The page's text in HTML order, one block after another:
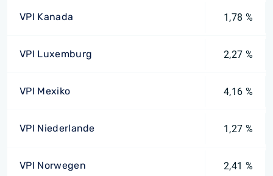
VPI Kanada 1,78 %
VPI Luxemburg 2,27 %
VPI Mexiko 4,16 %
VPI Niederlande 1,27 %
VPI Norwegen 2,41 %